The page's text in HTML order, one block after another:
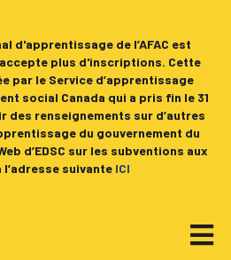
d'apprentissage de l’AFAC est
plus d'inscriptions. Cette
par le Service d’apprentissage
social Canada qui a pris fin le 31
des renseignements sur d’autres
du gouvernement du
d’EDSC sur les subventions aux
suivante ICI